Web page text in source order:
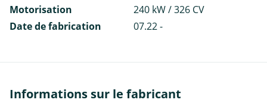
Motorisation
240 kW / 326 CV
Date de fabrication
07.22 -
Informations sur le fabricant